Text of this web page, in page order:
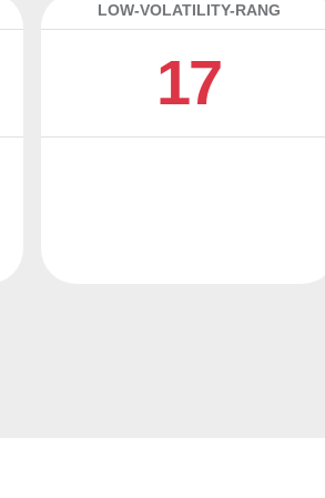
LOW-VOLATILITY-RANG
17